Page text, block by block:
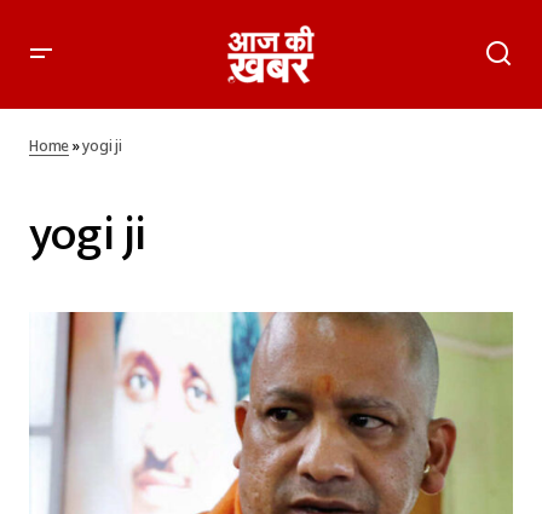
Home»yogi ji
yogi ji